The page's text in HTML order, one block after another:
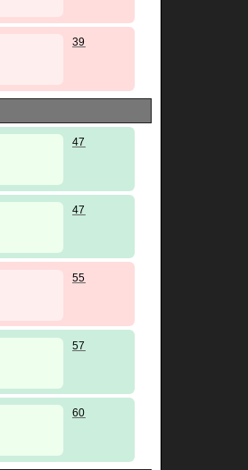
39
47
47
55
57
60